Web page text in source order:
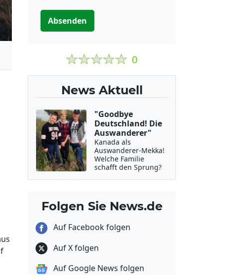
Absenden
0
News Aktuell
"Goodbye
Deutschland! Die
Auswanderer"
Kanada als
Auswanderer-Mekka!
Welche Familie
schafft den Sprung?
Folgen Sie News.de
Auf Facebook folgen
Auf X folgen
Auf Google News folgen